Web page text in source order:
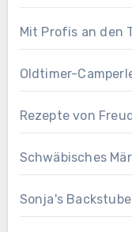
Mit Profis an den
Oldtimer-
Rezepte von
Schwäbisches
Sonja's Backstube